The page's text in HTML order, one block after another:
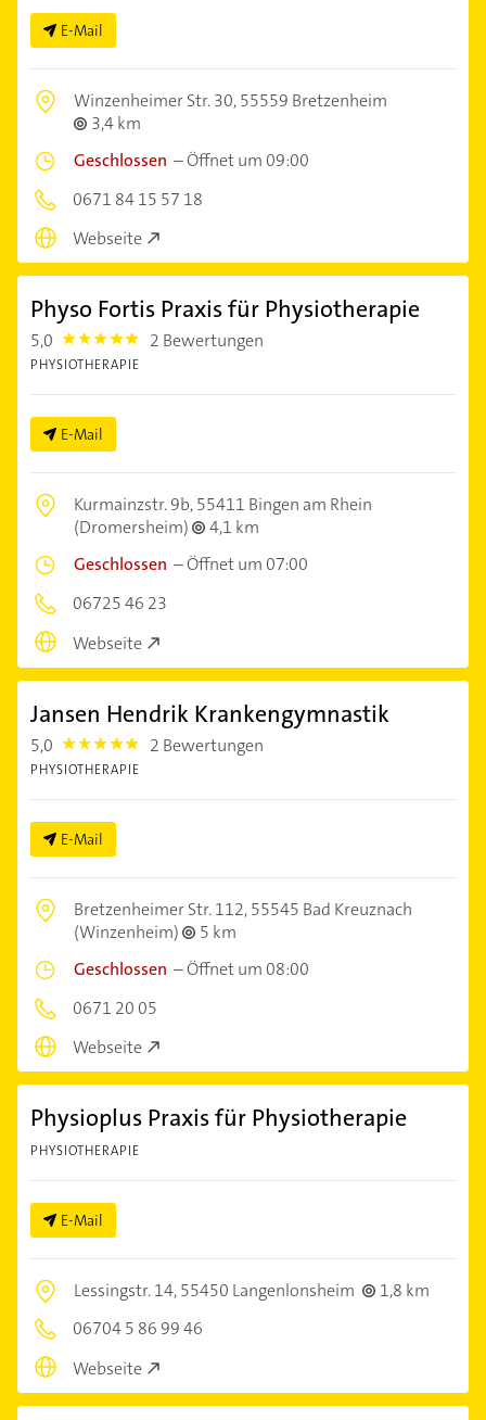
E-Mail
Winzenheimer Str. 30,55559 Bretzenheim
3,4 km
Geschlossen –Öffnet um 09:00
0671 84 15 57 18
Webseite
Physo Fortis Praxis für Physiotherapie
5,0 5.0 2 Bewertungen
PHYSIOTHERAPIE
E-Mail
Kurmainzstr. 9b,55411 Bingen am Rhein
(Dromersheim)
4,1 km
Geschlossen –Öffnet um 07:00
06725 46 23
Webseite
Jansen Hendrik Krankengymnastik
5,0 5.0 2 Bewertungen
PHYSIOTHERAPIE
E-Mail
Bretzenheimer Str. 112,55545 Bad Kreuznach
(Winzenheim)
5 km
Geschlossen –Öffnet um 08:00
0671 20 05
Webseite
Physioplus Praxis für Physiotherapie
PHYSIOTHERAPIE
E-Mail
Lessingstr. 14,55450 Langenlonsheim
1,8 km
06704 5 86 99 46
Webseite